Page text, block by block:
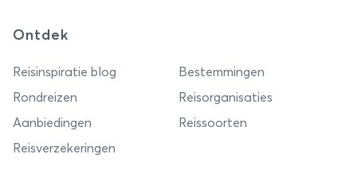
Ontdek
Reisinspiratie blog
Bestemmingen
Rondreizen
Reisorganisaties
Aanbiedingen
Reissoorten
Reisverzekeringen